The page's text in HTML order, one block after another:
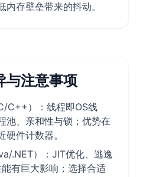
存壁垒带来的抖动。
与注意事项
C++）：线程即OS线
池、亲和性与锁；优势在
件计数器。
.NET）：JIT优化、逃逸
有巨大影响；选择合适